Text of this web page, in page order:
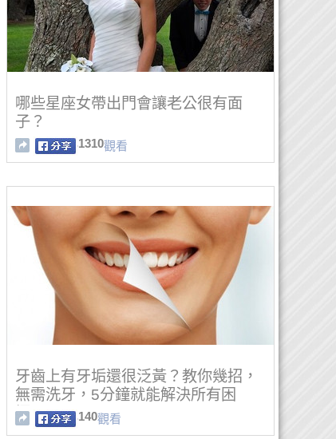
哪些星座女帶出門會讓老公很有面
子？
1310觀看
牙齒上有牙垢還很泛黃？教你幾招，
無需洗牙，5分鐘就能解決所有困
擾！
140觀看